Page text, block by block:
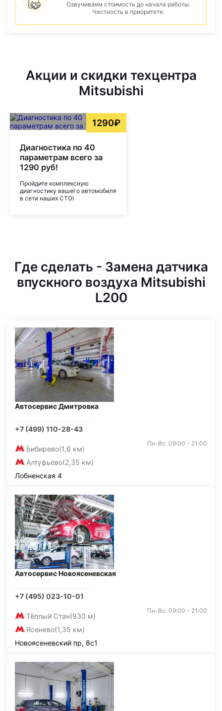
Озвучиваем стоимость до начала работы.
Честность в приоритете.
Акции и скидки техцентра
Mitsubishi
1290₽
Диагностика по 40
параметрам всего за
1290 руб!
Пройдите комплексную
диагностику вашего автомобиля
в сети наших СТО!
Где сделать - Замена датчика
впускного воздуха Mitsubishi
L200
Автосервис Дмитровка
+7 (499) 110-28-43
Бибирево(1,6 км)
Алтуфьево(2,35 км)
Пн-Вс: 09:00 - 21:00
Лобненская 4
Автосервис Новоясеневская
+7 (495) 023-10-01
Тёплый Стан(930 м)
Ясенево(1,35 км)
Пн-Вс: 09:00 - 21:00
Новоясеневский пр, 8с1